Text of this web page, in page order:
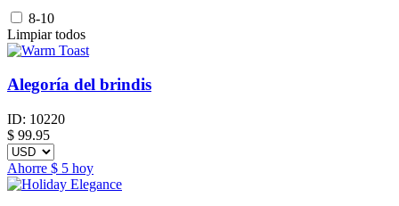
8-10
Limpiar todos
Alegoría del brindis
ID: 10220
$ 99.95
Ahorre $ 5 hoy